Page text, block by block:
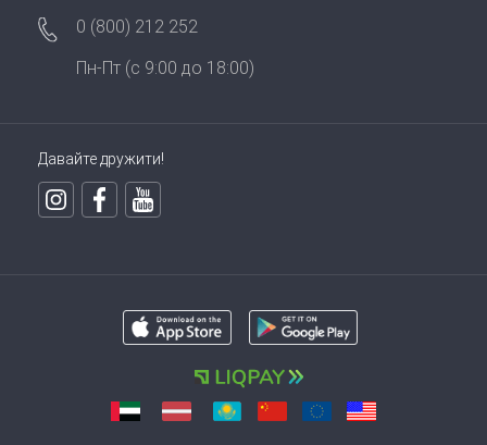
0 (800) 212 252
Пн-Пт (с 9:00 до 18:00)
Давайте дружити!